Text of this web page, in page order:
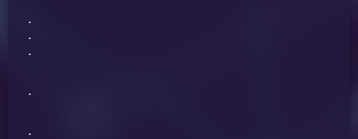
.
.
.
.
.